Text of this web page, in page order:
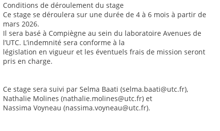
Conditions de déroulement du stage
Ce stage se déroulera sur une durée de 4 à 6 mois à partir de
mars 2026.
Il sera basé à Compiègne au sein du laboratoire Avenues de
l’UTC. L’indemnité sera conforme à la
législation en vigueur et les éventuels frais de mission seront
pris en charge.
Ce stage sera suivi par Selma Baati (selma.baati@utc.fr),
Nathalie Molines (nathalie.molines@utc.fr) et
Nassima Voyneau (nassima.voyneau@utc.fr).